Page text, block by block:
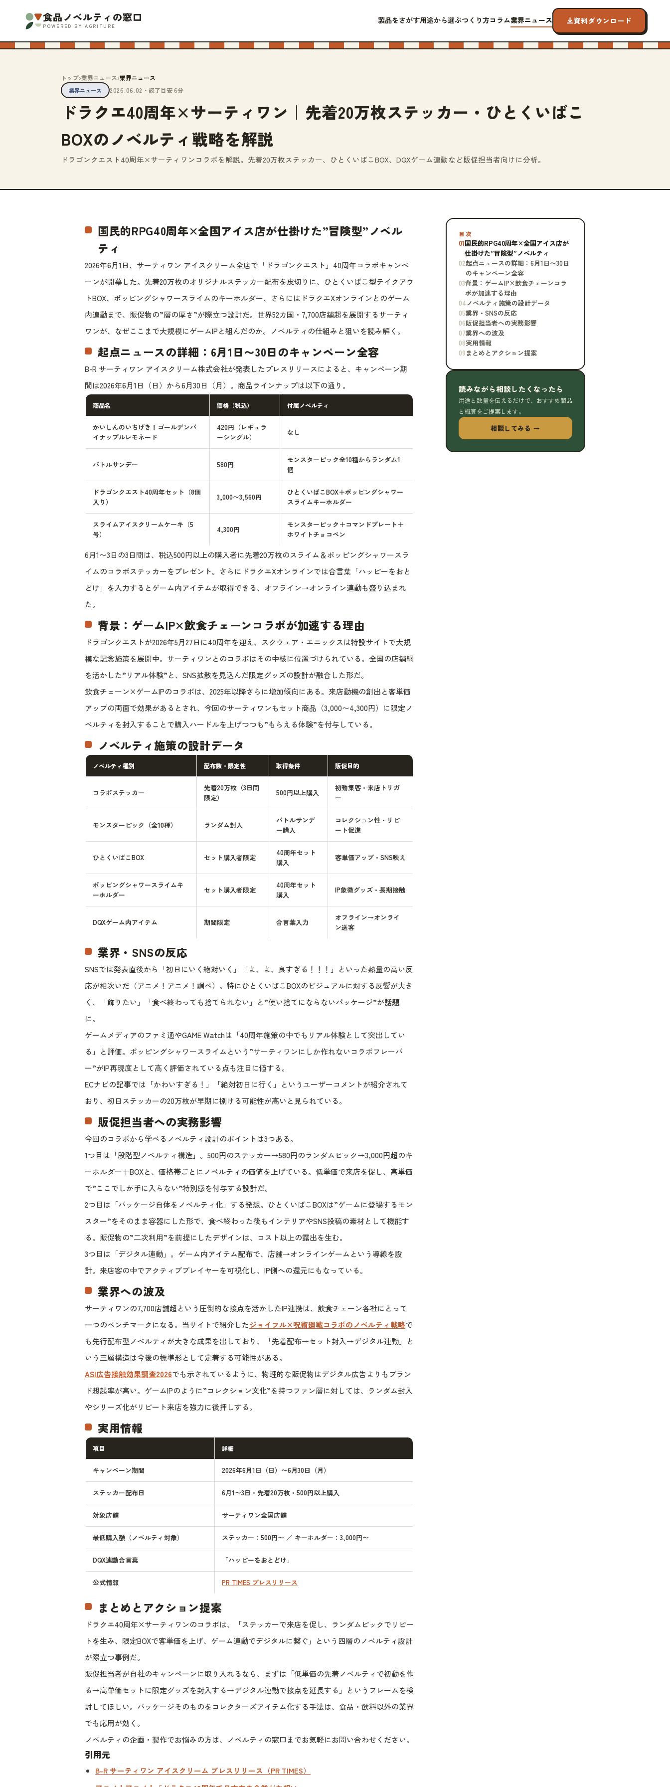
食品ノベルティの窓口
POWERED BY AGRITURE
製品をさがす用途から選ぶつくり方コラム業界ニュース 資料ダウンロード
トップ›業界ニュース›業界ニュース
業界ニュース 2026.06.02 ・読了目安 6分
ドラクエ40周年×サーティワン｜先着20万枚ステッカー・ひとくいばこ
BOXのノベルティ戦略を解説
ドラゴンクエスト40周年×サーティワンコラボを解説。先着20万枚ステッカー、ひとくいばこBOX、DQXゲーム連動など販促担当者向けに分析。
国民的RPG40周年×全国アイス店が仕掛けた”冒険型”ノベル
ティ
2026年6月1日、サーティワン アイスクリーム全店で「ドラゴンクエスト」40周年コラボキャンペ
ーンが開幕した。先着20万枚のオリジナルステッカー配布を皮切りに、ひとくいばこ型テイクアウ
トBOX、ポッピングシャワースライムのキーホルダー、さらにはドラクエXオンラインとのゲーム
内連動まで、販促物の”層の厚さ”が際立つ設計だ。世界52カ国・7,700店舗超を展開するサーティ
ワンが、なぜここまで大規模にゲームIPと組んだのか。ノベルティの仕組みと狙いを読み解く。
起点ニュースの詳細：6月1日〜30日のキャンペーン全容
B-R サーティワン アイスクリーム株式会社が発表したプレスリリースによると、キャンペーン期
間は2026年6月1日（日）から6月30日（月）。商品ラインナップは以下の通り。
商品名 価格（税込） 付属ノベルティ
かいしんのいちげき！ゴールデンパ
イナップルレモネード
420円（レギュラ
ーシングル）
なし
バトルサンデー 580円
モンスターピック全10種からランダム1
個
ドラゴンクエスト40周年セット（8個
入り）
3,000〜3,560円
ひとくいばこBOX＋ポッピングシャワー
スライムキーホルダー
スライムアイスクリームケーキ（5
号）
4,300円
モンスターピック＋コマンドプレート＋
ホワイトチョコペン
6月1〜3日の3日間は、税込500円以上の購入者に先着20万枚のスライム＆ポッピングシャワースラ
イムのコラボステッカーをプレゼント。さらにドラクエXオンラインでは合言葉「ハッピーをおと
どけ」を入力するとゲーム内アイテムが取得できる、オフライン→オンライン連動も盛り込まれ
た。
背景：ゲームIP×飲食チェーンコラボが加速する理由
ドラゴンクエストが2026年5月27日に40周年を迎え、スクウェア・エニックスは特設サイトで大規
模な記念施策を展開中。サーティワンとのコラボはその中核に位置づけられている。全国の店舗網
を活かした”リアル体験”と、SNS拡散を見込んだ限定グッズの設計が融合した形だ。
飲食チェーン×ゲームIPのコラボは、2025年以降さらに増加傾向にある。来店動機の創出と客単価
アップの両面で効果があるとされ、今回のサーティワンもセット商品（3,000〜4,300円）に限定ノ
ベルティを封入することで購入ハードルを上げつつも”もらえる体験”を付与している。
ノベルティ施策の設計データ
ノベルティ種別 配布数・限定性 取得条件 販促目的
コラボステッカー
先着20万枚（3日間
限定）
500円以上購入
初動集客・来店トリガ
ー
モンスターピック（全10種） ランダム封入
バトルサンデ
ー購入
コレクション性・リピ
ート促進
ひとくいばこBOX セット購入者限定
40周年セット
購入
客単価アップ・SNS映え
ポッピングシャワースライムキ
ーホルダー
セット購入者限定
40周年セット
購入
IP象徴グッズ・長期接触
DQXゲーム内アイテム 期間限定 合言葉入力
オフライン→オンライ
ン送客
業界・SNSの反応
SNSでは発表直後から「初日にいく絶対いく」「よ、よ、良すぎる！！！」といった熱量の高い反
応が相次いだ（アニメ！アニメ！調べ）。特にひとくいばこBOXのビジュアルに対する反響が大き
く、「飾りたい」「食べ終わっても捨てられない」と”使い捨てにならないパッケージ”が話題
に。
ゲームメディアのファミ通やGAME Watchは「40周年施策の中でもリアル体験として突出してい
る」と評価。ポッピングシャワースライムという”サーティワンにしか作れないコラボフレーバ
ー”がIP再現度として高く評価されている点も注目に値する。
ECナビの記事では「かわいすぎる！」「絶対初日に行く」というユーザーコメントが紹介されて
おり、初日ステッカーの20万枚が早期に捌ける可能性が高いと見られている。
販促担当者への実務影響
今回のコラボから学べるノベルティ設計のポイントは3つある。
1つ目は「段階型ノベルティ構造」。500円のステッカー→580円のランダムピック→3,000円超のキ
ーホルダー＋BOXと、価格帯ごとにノベルティの価値を上げている。低単価で来店を促し、高単価
で”ここでしか手に入らない”特別感を付与する設計だ。
2つ目は「パッケージ自体をノベルティ化」する発想。ひとくいばこBOXは”ゲームに登場するモン
スター”をそのまま容器にした形で、食べ終わった後もインテリアやSNS投稿の素材として機能す
る。販促物の”二次利用”を前提にしたデザインは、コスト以上の露出を生む。
3つ目は「デジタル連動」。ゲーム内アイテム配布で、店舗→オンラインゲームという導線を設
計。来店客の中でアクティブプレイヤーを可視化し、IP側への還元にもなっている。
業界への波及
サーティワンの7,700店舗超という圧倒的な接点を活かしたIP連携は、飲食チェーン各社にとって
一つのベンチマークになる。当サイトで紹介したジョイフル×呪術廻戦コラボのノベルティ戦略で
も先行配布型ノベルティが大きな成果を出しており、「先着配布→セット封入→デジタル連動」と
いう三層構造は今後の標準形として定着する可能性がある。
ASI広告接触効果調査2026でも示されているように、物理的な販促物はデジタル広告よりもブラン
ド想起率が高い。ゲームIPのように”コレクション文化”を持つファン層に対しては、ランダム封入
やシリーズ化がリピート来店を強力に後押しする。
実用情報
項目 詳細
キャンペーン期間 2026年6月1日（日）〜6月30日（月）
ステッカー配布日 6月1〜3日・先着20万枚・500円以上購入
対象店舗 サーティワン全国店舗
最低購入額（ノベルティ対象） ステッカー：500円〜 ／ キーホルダー：3,000円〜
DQX連動合言葉 「ハッピーをおとどけ」
公式情報 PR TIMES プレスリリース
まとめとアクション提案
ドラクエ40周年×サーティワンのコラボは、「ステッカーで来店を促し、ランダムピックでリピー
トを生み、限定BOXで客単価を上げ、ゲーム連動でデジタルに繋ぐ」という四層のノベルティ設計
が際立つ事例だ。
販促担当者が自社のキャンペーンに取り入れるなら、まずは「低単価の先着ノベルティで初動を作
る→高単価セットに限定グッズを封入する→デジタル連動で接点を延長する」というフレームを検
討してほしい。パッケージそのものをコレクターズアイテム化する手法は、食品・飲料以外の業界
でも応用が効く。
ノベルティの企画・製作でお悩みの方は、ノベルティの窓口までお気軽にお問い合わせください。
引用元
B-R サーティワン アイスクリーム プレスリリース（PR TIMES）
目次
01国民的RPG40周年×全国アイス店が
仕掛けた”冒険型”ノベルティ
02起点ニュースの詳細：6月1日〜30日
のキャンペーン全容
03背景：ゲームIP×飲食チェーンコラ
ボが加速する理由
04ノベルティ施策の設計データ
05業界・SNSの反応
06販促担当者への実務影響
07業界への波及
08実用情報
09まとめとアクション提案
読みながら相談したくなったら
用途と数量を伝えるだけで、おすすめ製品
と概算をご提案します。
相談してみる →